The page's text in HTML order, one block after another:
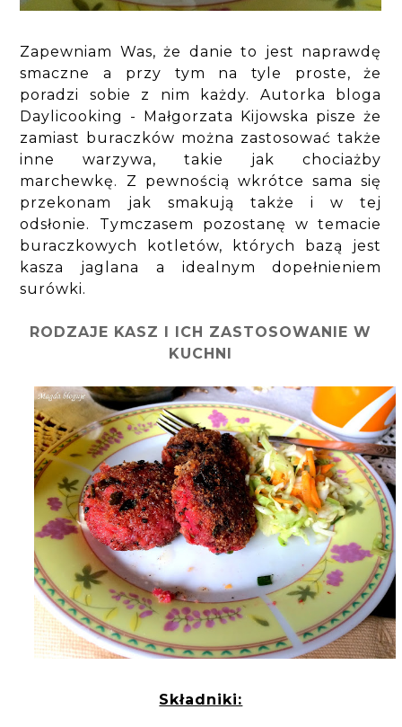
Zapewniam Was, że danie to jest naprawdę
smaczne a przy tym na tyle proste, że
poradzi sobie z nim każdy. Autorka bloga
Daylicooking - Małgorzata Kijowska pisze że
zamiast buraczków można zastosować także
inne warzywa, takie jak chociażby
marchewkę. Z pewnością wkrótce sama się
przekonam jak smakują także i w tej
odsłonie. Tymczasem pozostanę w temacie
buraczkowych kotletów, których bazą jest
kasza jaglana a idealnym dopełnieniem
surówki.
RODZAJE KASZ I ICH ZASTOSOWANIE W
KUCHNI
Składniki: